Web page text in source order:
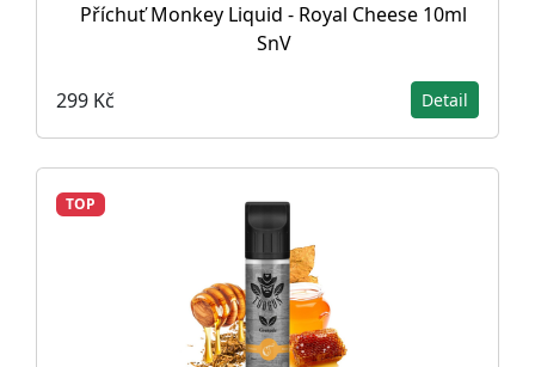
Příchuť Monkey Liquid - Royal Cheese 10ml
SnV
299 Kč Detail
TOP